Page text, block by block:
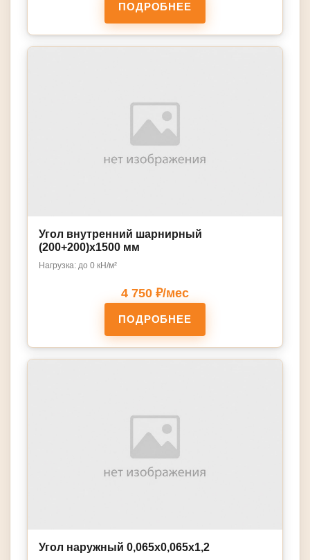
ПОДРОБНЕЕ
Угол внутренний шарнирный
(200+200)х1500 мм
Нагрузка: до 0 кН/м²
4 750 ₽/мес
ПОДРОБНЕЕ
Угол наружный 0,065х0,065х1,2